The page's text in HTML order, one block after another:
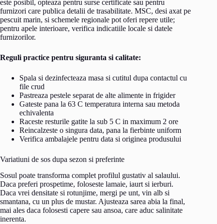
este posibil, opteaza pentru surse certificate sau pentru
furnizori care publica detalii de trasabilitate. MSC, desi axat pe
pescuit marin, si schemele regionale pot oferi repere utile;
pentru apele interioare, verifica indicatiile locale si datele
furnizorilor.
Reguli practice pentru siguranta si calitate:
Spala si dezinfecteaza masa si cutitul dupa contactul cu
file crud
Pastreaza pestele separat de alte alimente in frigider
Gateste pana la 63 C temperatura interna sau metoda
echivalenta
Raceste resturile gatite la sub 5 C in maximum 2 ore
Reincalzeste o singura data, pana la fierbinte uniform
Verifica ambalajele pentru data si originea produsului
Variatiuni de sos dupa sezon si preferinte
Sosul poate transforma complet profilul gustativ al salaului.
Daca preferi prospetime, foloseste lamaie, iaurt si ierburi.
Daca vrei densitate si rotunjime, mergi pe unt, vin alb si
smantana, cu un plus de mustar. Ajusteaza sarea abia la final,
mai ales daca folosesti capere sau ansoa, care aduc salinitate
inerenta.